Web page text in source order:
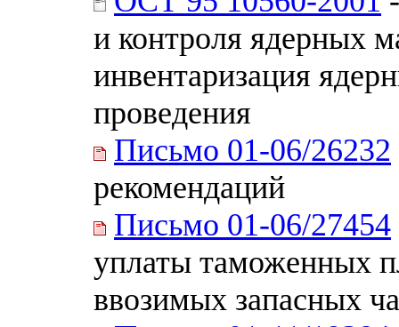
и контроля ядерных
инвентаризация
проведения
Письмо 01-06/26232
рекомендаций
Письмо 01-06/27454
уплаты таможенных
ввозимых запасных